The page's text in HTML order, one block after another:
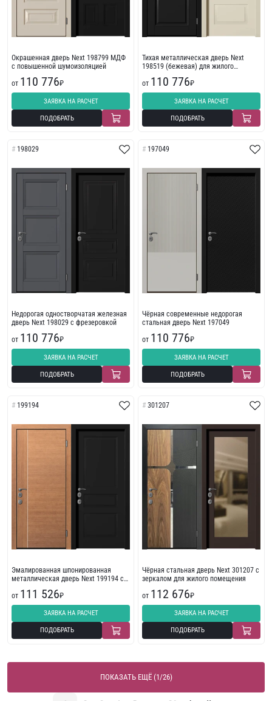
Окрашенная дверь Next 198799 МДФ
с повышенной шумоизоляцией
от 110 776₽
ЗАЯВКА НА РАСЧЕТ
ПОДОБРАТЬ
Тихая металлическая дверь Next
198519 (бежевая) для жилого
от 110 776₽
ЗАЯВКА НА РАСЧЕТ
ПОДОБРАТЬ
198029
Недорогая одностворчатая железная
дверь Next 198029 с фрезеровкой
от 110 776₽
ЗАЯВКА НА РАСЧЕТ
ПОДОБРАТЬ
197049
Чёрная современные недорогая
стальная дверь Next 197049
от 110 776₽
ЗАЯВКА НА РАСЧЕТ
ПОДОБРАТЬ
199194
Эмалированная шпонированная
металлическая дверь Next 199194 с
от 111 526₽
ЗАЯВКА НА РАСЧЕТ
ПОДОБРАТЬ
301207
Чёрная стальная дверь Next 301207 с
зеркалом для жилого помещения
от 112 676₽
ЗАЯВКА НА РАСЧЕТ
ПОДОБРАТЬ
ПОКАЗАТЬ ЕЩЁ (1/26)